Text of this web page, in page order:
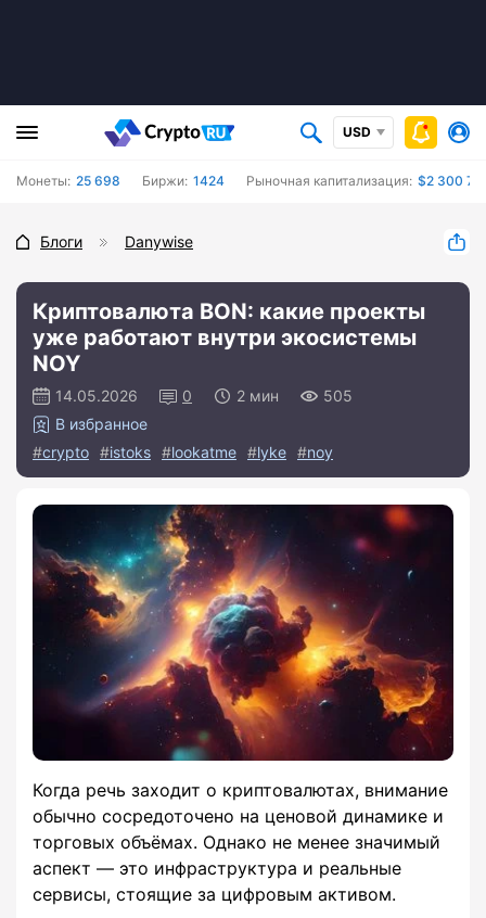
USD
Монеты: 25 698 Биржи: 1424 Рыночная капитализация: $2 300
Блоги Danywise
Криптовалюта BON: какие проекты
уже работают внутри экосистемы
NOY
14.05.2026 0 2 мин
505
В избранное
crypto
istoks lookatme lyke noy
Когда речь заходит о криптовалютах, внимание
обычно сосредоточено на ценовой динамике и
торговых объёмах. Однако не менее значимый
аспект — это инфраструктура и реальные
сервисы, стоящие за цифровым активом.